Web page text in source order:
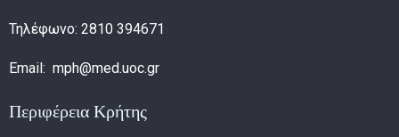
Τηλέφωνο: 2810 394671
Email: mph@med.uoc.gr
Περιφέρεια Κρήτης